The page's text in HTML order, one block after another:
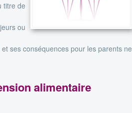
titre de
ou
ses conséquences pour les parents ne
alimentaire